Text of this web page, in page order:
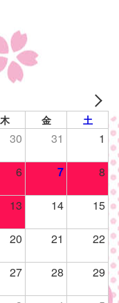
木 金 土
30 31 1
6 7 8
13 14 15
20 21 22
27 28 29